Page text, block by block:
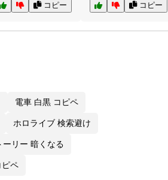
コピー コピー
電車 白黒 コピペ
ホロライブ 検索避け
ーリー 暗くなる
ピペ